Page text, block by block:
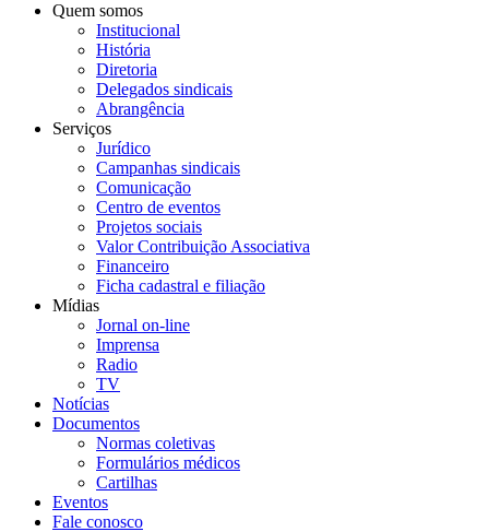
Quem somos
Institucional
História
Diretoria
Delegados sindicais
Abrangência
Serviços
Jurídico
Campanhas sindicais
Comunicação
Centro de eventos
Projetos sociais
Valor Contribuição Associativa
Financeiro
Ficha cadastral e filiação
Mídias
Jornal on-line
Imprensa
Radio
TV
Notícias
Documentos
Normas coletivas
Formulários médicos
Cartilhas
Eventos
Fale conosco